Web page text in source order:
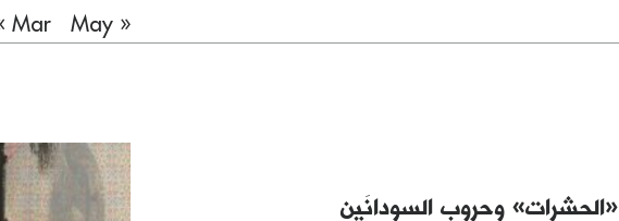
« Mar
May »
«الحشرات» وحروب السودانَين